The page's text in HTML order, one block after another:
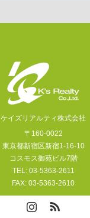
ケイズリアルティ株式会社
〒160-0022
東京都新宿区新宿1-16-10
コスモス御苑ビル7階
TEL: 03-5363-2611
FAX: 03-5363-2610